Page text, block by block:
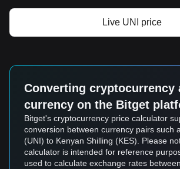
Live UNI price
Converting cryptocurrency
currency on the Bitget
Bitget's cryptocurrency price calculator
conversion between currency pairs such
(UNI) to Kenyan Shilling (KES). Please
calculator is intended for reference
used to calculate exchange rates